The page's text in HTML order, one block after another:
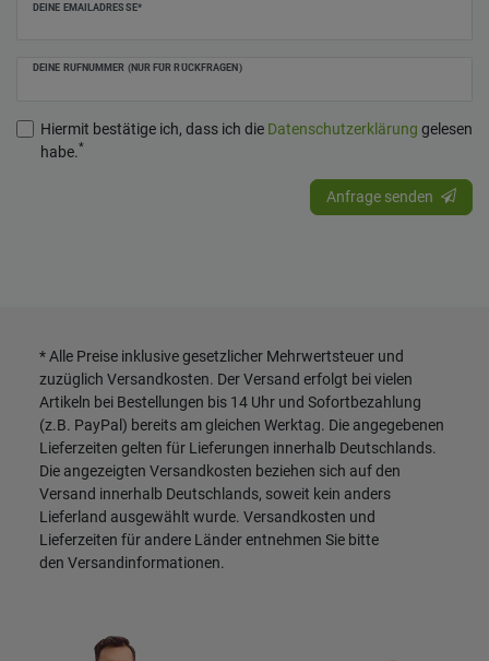
DEINE EMAILADRESSE*
DEINE RUFNUMMER (NUR FÜR RÜCKFRAGEN)
Hiermit bestätige ich, dass ich die Daten­schutz­erklärung gelesen
habe.*
Anfrage senden
* Alle Preise inklusive gesetzlicher Mehrwertsteuer und
zuzüglich Versandkosten. Der Versand erfolgt bei vielen
Artikeln bei Bestellungen bis 14 Uhr und Sofortbezahlung
(z.B. PayPal) bereits am gleichen Werktag. Die angegebenen
Lieferzeiten gelten für Lieferungen innerhalb Deutschlands.
Die angezeigten Versandkosten beziehen sich auf den
Versand innerhalb Deutschlands, soweit kein anders
Lieferland ausgewählt wurde. Versandkosten und
Lieferzeiten für andere Länder entnehmen Sie bitte
den Versandinformationen.